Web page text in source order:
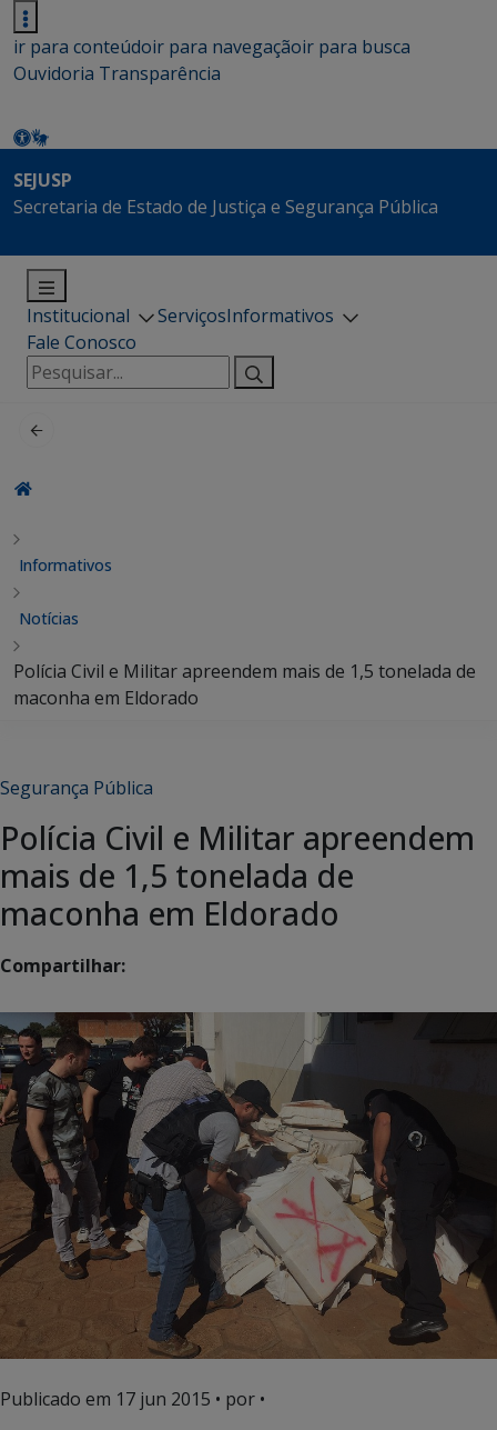
ir para conteúdoir para navegaçãoir para busca
Ouvidoria Transparência
SEJUSP
Secretaria de Estado de Justiça e Segurança Pública
Institucional ServiçosInformativos
Fale Conosco
Pesquisar
por:
Informativos
Notícias
Polícia Civil e Militar apreendem mais de 1,5 tonelada de
maconha em Eldorado
Segurança Pública
Polícia Civil e Militar apreendem
mais de 1,5 tonelada de
maconha em Eldorado
Compartilhar:
Publicado em 17 jun 2015 • por •